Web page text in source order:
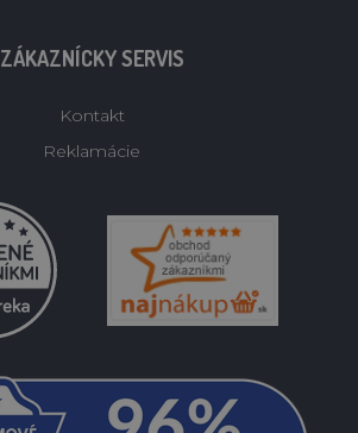
ZÁKAZNÍCKY SERVIS
Kontakt
Reklamácie